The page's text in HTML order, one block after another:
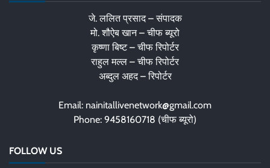
जे. ललित प्रसाद – संपादक
मो. शौऐब खान – चीफ ब्यूरो
कृष्णा बिष्ट – चीफ रिपोर्टर
राहुल मल्ल – चीफ रिपोर्टर
अब्दुल अहद – रिपोर्टर
Email: nainitallivenetwork@gmail.com
Phone: 9458160718 (चीफ ब्यूरो)
FOLLOW US